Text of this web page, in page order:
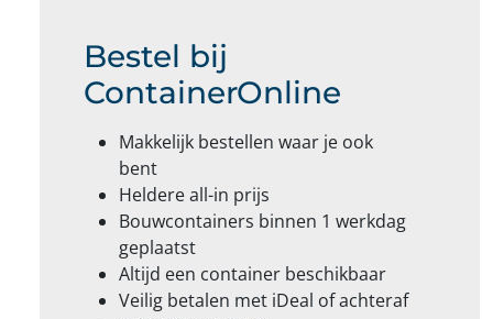
Bestel bij
ContainerOnline
Makkelijk bestellen waar je ook
bent
Heldere all-in prijs
Bouwcontainers binnen 1 werkdag
geplaatst
Altijd een container beschikbaar
Veilig betalen met iDeal of achteraf